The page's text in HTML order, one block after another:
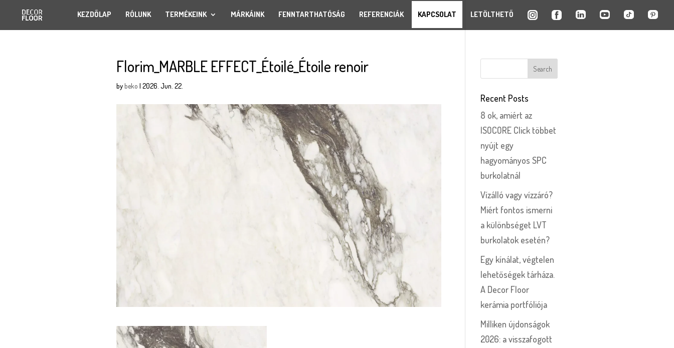
KEZDŐLAP RÓLUNK TERMÉKEINK MÁRKÁINK FENNTARTHATÓSÁG REFERENCIÁK KAPCSOLAT LETÖLTHETŐ
Florim_MARBLE EFFECT_Étoilé_Étoile renoir
bybeko | 2026. Jun. 22.
Recent Posts
8 ok, amiért az
ISOCORE Click többet
nyújt egy
hagyományos SPC
burkolatnál
Vízálló vagy vízzáró?
Miért fontos ismerni
a különbséget LVT
burkolatok esetén?
Egy kínálat, végtelen
lehetőségek tárháza.
A Decor Floor
kerámia portfóliója
Milliken újdonságok
2026: a visszafogott